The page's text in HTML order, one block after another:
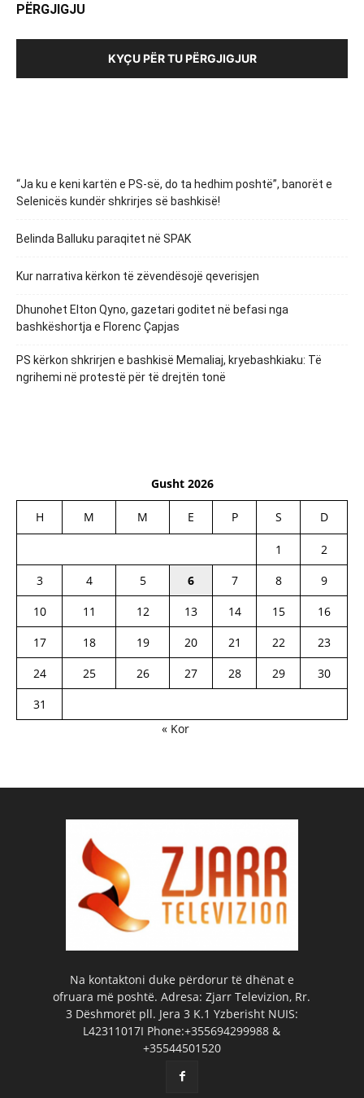
PËRGJIGJU
KYÇU PËR TU PËRGJIGJUR
“Ja ku e keni kartën e PS-së, do ta hedhim poshtë”, banorët e
Selenicës kundër shkrirjes së bashkisë!
Belinda Balluku paraqitet në SPAK
Kur narrativa kërkon të zëvendësojë qeverisjen
Dhunohet Elton Qyno, gazetari goditet në befasi nga
bashkëshortja e Florenc Çapjas
PS kërkon shkrirjen e bashkisë Memaliaj, kryebashkiaku: Të
ngrihemi në protestë për të drejtën tonë
Gusht 2026
H M M E P S D
1
2
3
4 5 6 7 8
9
10
11 12 13 14 15
16
17
18 19 20 21 22
23
24
25 26 27 28 29
30
31
« Kor
Na kontaktoni duke përdorur të dhënat e
ofruara më poshtë. Adresa: Zjarr Televizion, Rr.
3 Dëshmorët pll. Jera 3 K.1 Yzberisht NUIS:
L42311017I Phone:+355694299988 &
+35544501520